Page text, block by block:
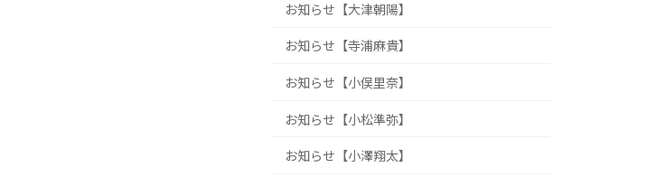
お知らせ【大津朝陽】
お知らせ【寺浦麻貴】
お知らせ【小俣里奈】
お知らせ【小松準弥】
お知らせ【小澤翔太】